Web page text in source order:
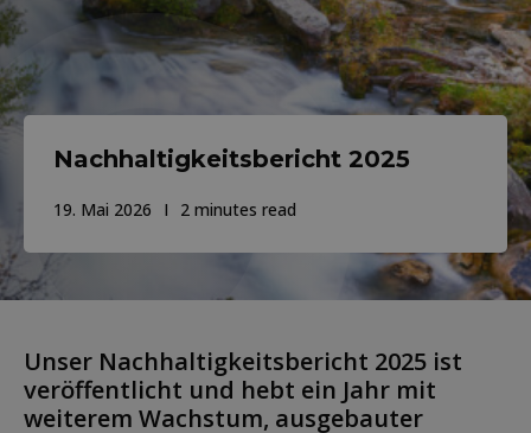
Nachhaltigkeitsbericht 2025
19. Mai 2026 2 minutes read
Unser Nachhaltigkeitsbericht 2025 ist
veröffentlicht und hebt ein Jahr mit
weiterem Wachstum, ausgebauter